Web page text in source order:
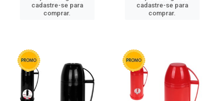
cadastre-se para
comprar.
cadastre-se para
comprar.